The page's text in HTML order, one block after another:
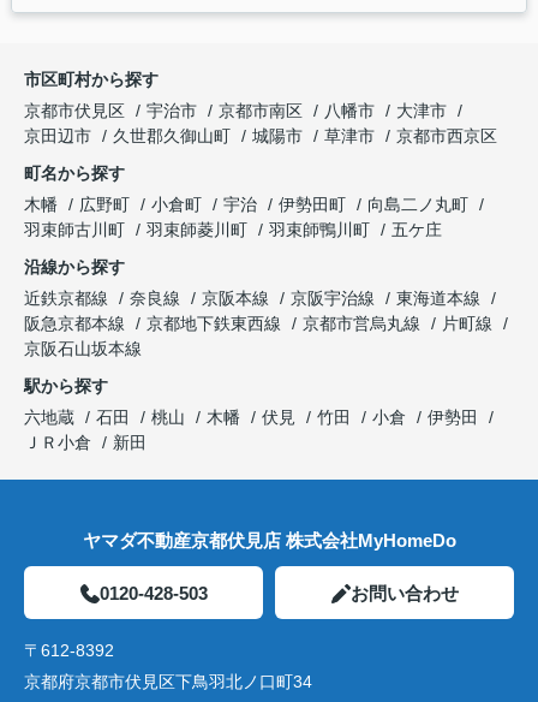
市区町村から探す
京都市伏見区
宇治市 京都市南区 八幡市
大津市
京田辺市
久世郡久御山町 城陽市 草津市
京都市西京区
町名から探す
木幡
広野町 小倉町 宇治 伊勢田町
向島二ノ丸町
羽束師古川町
羽束師菱川町 羽束師鴨川町
五ケ庄
沿線から探す
近鉄京都線
奈良線 京阪本線 京阪宇治線
東海道本線
阪急京都本線
京都地下鉄東西線 京都市営烏丸線
片町線
京阪石山坂本線
駅から探す
六地蔵
石田 桃山 木幡 伏見 竹田 小倉
伊勢田
ＪＲ小倉
新田
ヤマダ不動産京都伏見店 株式会社MyHomeDo
0120-428-503 お問い合わせ
〒612-8392
京都府京都市伏見区下鳥羽北ノ口町34